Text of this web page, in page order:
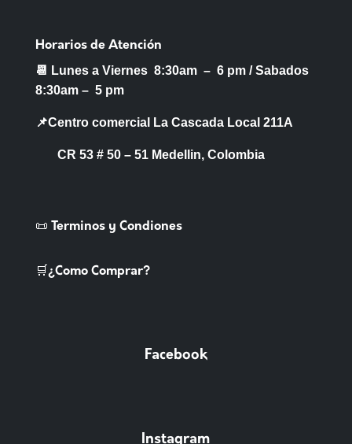
Horarios de Atención
📆 Lunes a Viernes 8:30am – 6 pm /Sabados
8:30am – 5 pm
📌Centro comercial La Cascada Local 211A
CR 53 # 50 – 51 Medellin, Colombia
📜 Terminos y Condiones
🛒¿Como Comprar?
Facebook
Instagram